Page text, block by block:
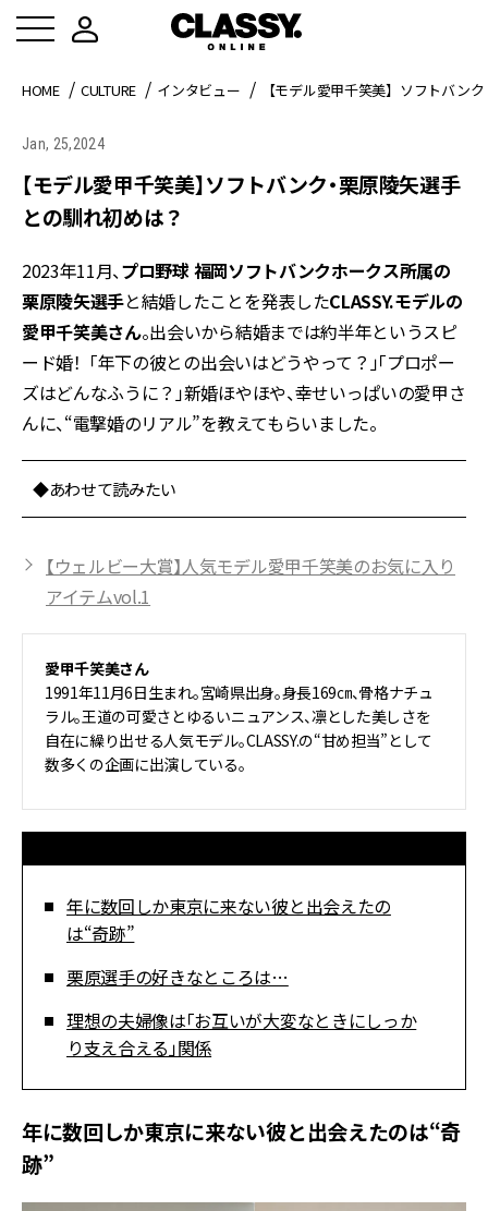
HOME CULTURE インタビュー 【モデル愛甲千笑美】ソフトバン
Jan, 25,2024
【モデル愛甲千笑美】ソフトバンク・栗原陵矢選手
との馴れ初めは？
2023年11月、プロ野球 福岡ソフトバンクホークス所属の
栗原陵矢選手と結婚したことを発表したCLASSY.モデルの
愛甲千笑美さん。出会いから結婚までは約半年というスピ
ード婚！ 「年下の彼との出会いはどうやって？」「プロポー
ズはどんなふうに？」新婚ほやほや、幸せいっぱいの愛甲さ
んに、“電撃婚のリアル”を教えてもらいました。
◆あわせて読みたい
【ウェルビー大賞】人気モデル愛甲千笑美のお気に入り
アイテムvol.1
愛甲千笑美さん
1991年11月6日生まれ。宮崎県出身。身長169㎝、骨格ナチュ
ラル。王道の可愛さとゆるいニュアンス、凛とした美しさを
自在に繰り出せる人気モデル。CLASSY.の“甘め担当”として
数多くの企画に出演している。
年に数回しか東京に来ない彼と出会えたの
は“奇跡”
栗原選手の好きなところは…
理想の夫婦像は「お互いが大変なときにしっか
り支え合える」関係
年に数回しか東京に来ない彼と出会えたのは“奇
跡”